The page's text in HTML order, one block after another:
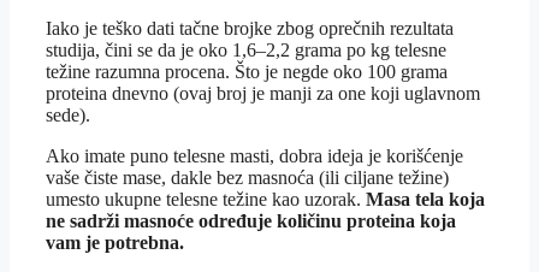
Iako je teško dati tačne brojke zbog oprečnih rezultata
studija, čini se da je oko 1,6–2,2 grama po kg telesne
težine razumna procena. Što je negde oko 100 grama
proteina dnevno (ovaj broj je manji za one koji uglavnom
sede).
Ako imate puno telesne masti, dobra ideja je korišćenje
vaše čiste mase, dakle bez masnoća (ili ciljane težine)
umesto ukupne telesne težine kao uzorak. Masa tela koja
ne sadrži masnoće određuje količinu proteina koja
vam je potrebna.